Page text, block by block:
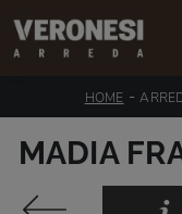
HOME -
MADIA